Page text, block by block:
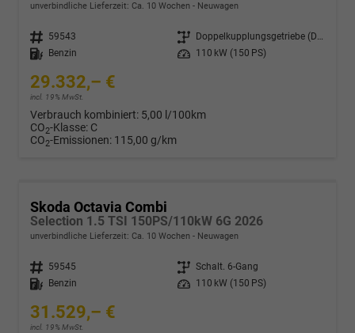
unverbindliche Lieferzeit: Ca. 10 Wochen Neuwagen
Fahrzeugnr. 59543 Getriebe
Doppelkupplungsgetriebe (DSG)
Kraftstoff
Benzin Leistung 110 kW (150 PS)
29.332,– €
incl. 19% MwSt.
Verbrauch kombiniert: 5,00 l/100km
CO2-Klasse: C
CO2-Emissionen: 115,00 g/km
Skoda Octavia Combi
Selection 1.5 TSI 150PS/110kW 6G 2026
unverbindliche Lieferzeit: Ca. 10 Wochen Neuwagen
Fahrzeugnr. 59545 Getriebe Schalt. 6-Gang
Kraftstoff
Benzin Leistung 110 kW (150 PS)
31.529,– €
incl. 19% MwSt.